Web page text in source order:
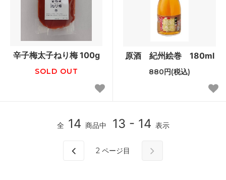
辛子梅太子ねり梅 100g
SOLD OUT
原酒 紀州絵巻 180ml
880円(税込)
全 14 商品中 13 - 14 表示
2 ページ目